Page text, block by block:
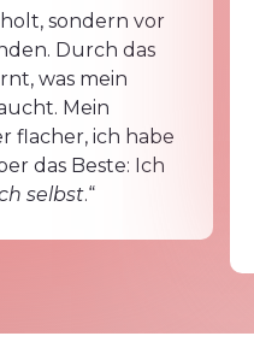
sondern vor
Durch das
was mein
Mein
flacher, ich habe
das Beste: Ich
selbst.“